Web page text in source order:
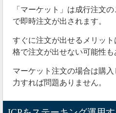
「マーケット」は成行注文
で即時注文が出されます。
すぐに注文が出せるメリッ
格で注文が出せない可能性も
マーケット注文の場合は購
力すれば問題ありません。